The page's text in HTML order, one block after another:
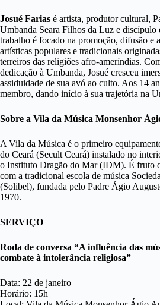
Josué Farias é artista, produtor cultural,
Umbanda Seara Filhos da Luz e discípulo
trabalho é focado na promoção, difusão e
artísticas populares e tradicionais
terreiros das religiões afro-ameríndias.
dedicação à Umbanda, Josué cresceu
assiduidade de sua avó ao culto. Aos 14
membro, dando início à sua trajetória na
Sobre a Vila da Música Monsenhor
A Vila da Música é o primeiro
do Ceará (Secult Ceará) instalado no
o Instituto Dragão do Mar (IDM). É fruto
com a tradicional escola de música
(Solibel), fundada pelo Padre Ágio
1970.
SERVIÇO
Roda de conversa “A influência das
combate à intolerância religiosa”
Data: 22 de janeiro
Horário: 15h